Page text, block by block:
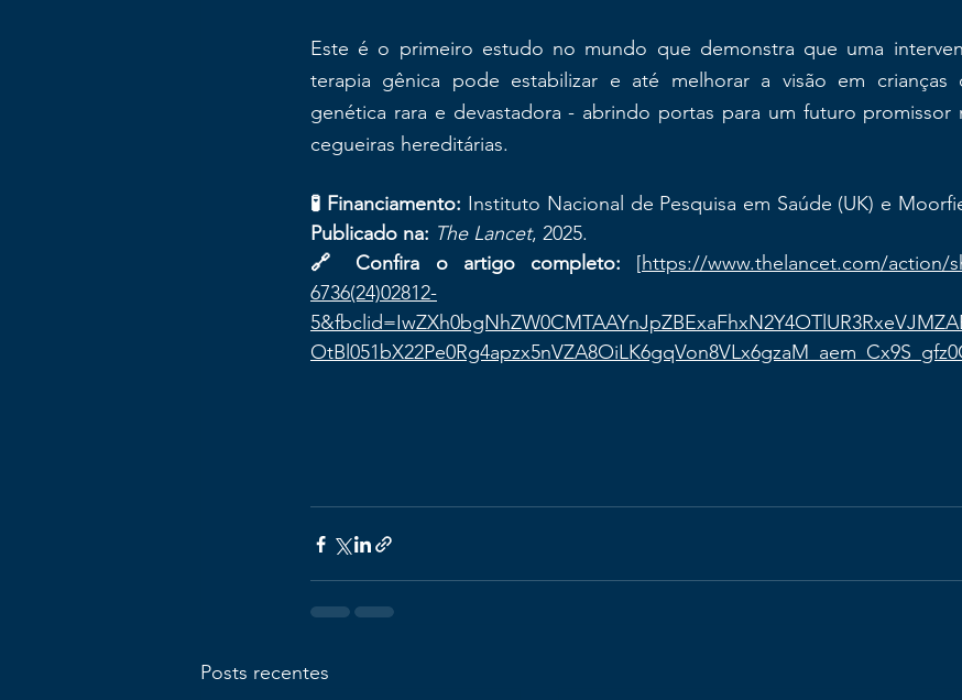
Este é o primeiro estudo no mundo que demonstra que uma
terapia gênica pode estabilizar e até melhorar a visão em crianças
genética rara e devastadora - abrindo portas para um futuro promissor
cegueiras hereditárias.
🧪 Financiamento: Instituto Nacional de Pesquisa em Saúde (UK) e
Publicado na: The Lancet, 2025.
🔗 Confira o artigo completo: [https://www.thelancet.com/action/
6736(24)02812-
Posts recentes